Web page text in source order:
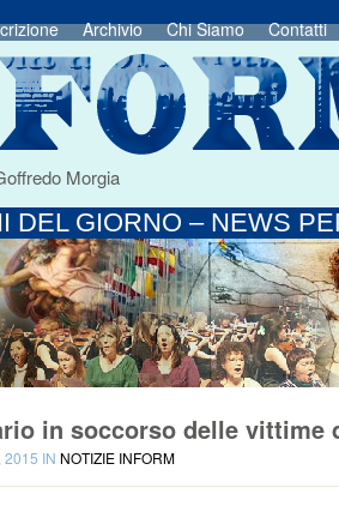
Archivio Chi Siamo Contatti
Morgia
DEL GIORNO – NEWS
in soccorso delle vittime
2015 IN NOTIZIE INFORM